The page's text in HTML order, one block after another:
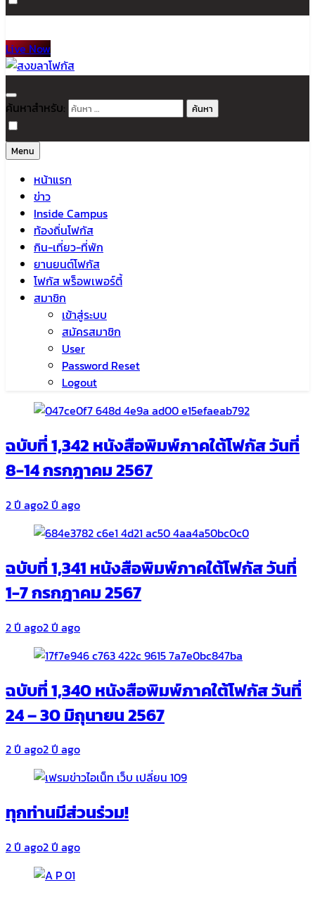
Live Now
สงขลาโฟกัส
ติดตามข่าวสาร ภาคใต้ หาดใหญ่และสงขลา จากสำนักข่าวโฟกัส
ค้นหาสำหรับ:
Menu
หน้าแรก
ข่าว
Inside Campus
ท้องถิ่นโฟกัส
กิน-เที่ยว-ที่พัก
ยานยนต์โฟกัส
โฟกัส พร็อพเพอร์ตี้
สมาชิก
เข้าสู่ระบบ
สมัครสมาชิก
User
Password Reset
Logout
ฉบับที่ 1,342 หนังสือพิมพ์ภาคใต้โฟกัส วันที่
8-14 กรกฎาคม 2567
2 ปี ago2 ปี ago
ฉบับที่ 1,341 หนังสือพิมพ์ภาคใต้โฟกัส วันที่
1-7 กรกฎาคม 2567
2 ปี ago2 ปี ago
ฉบับที่ 1,340 หนังสือพิมพ์ภาคใต้โฟกัส วันที่
24 – 30 มิถุนายน 2567
2 ปี ago2 ปี ago
ทุกท่านมีส่วนร่วม!
2 ปี ago2 ปี ago